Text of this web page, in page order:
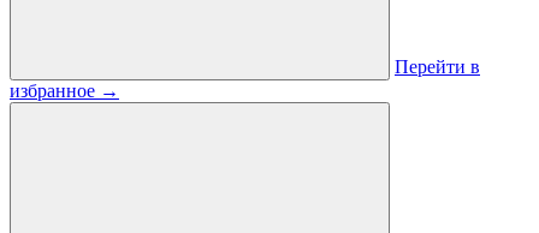
Перейти в
избранное →